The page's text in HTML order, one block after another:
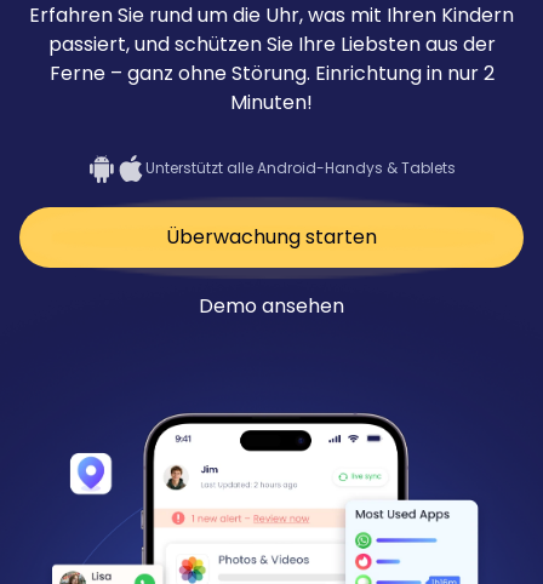
Erfahren Sie rund um die Uhr, was mit Ihren Kindern
passiert, und schützen Sie Ihre Liebsten aus der
Ferne – ganz ohne Störung. Einrichtung in nur 2
Minuten!
Unterstützt alle Android-Handys & Tablets
Überwachung starten
Demo ansehen